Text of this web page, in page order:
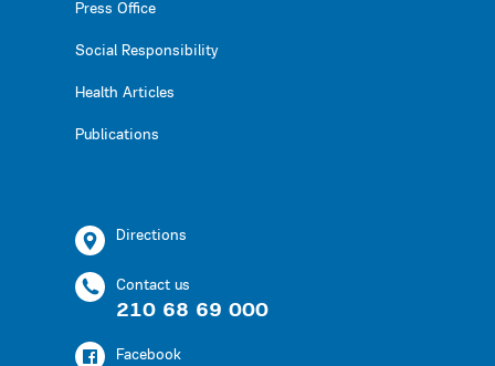
Press Office
Social Responsibility
Health Articles
Publications
Directions
Contact us
210 68 69 000
Facebook